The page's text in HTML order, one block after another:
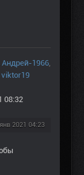
Андрей-1966
viktor19
08:32
2021 04:23